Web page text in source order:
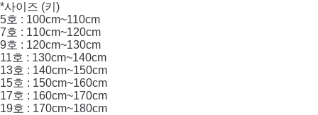
*사이즈 (키)
5호 : 100cm~110cm
7호 : 110cm~120cm
9호 : 120cm~130cm
11호 : 130cm~140cm
13호 : 140cm~150cm
15호 : 150cm~160cm
17호 : 160cm~170cm
19호 : 170cm~180cm